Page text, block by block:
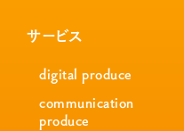
サービス
digital produce
communication
produce